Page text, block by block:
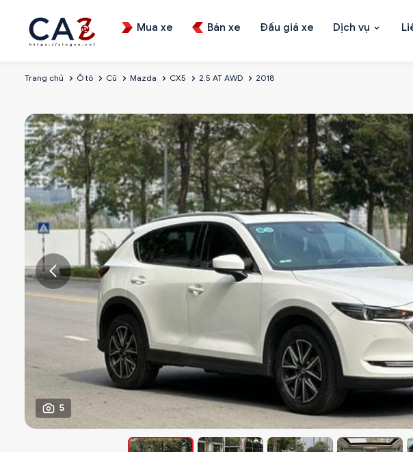
Mua xe Bán xe Đấu giá xe Dịch vụ
Trang chủ Ô tô Cũ Mazda CX5 2.5 AT AWD 2018
5